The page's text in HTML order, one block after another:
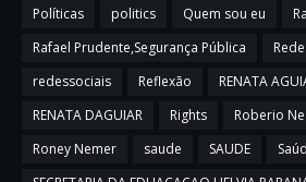
Políticas
politics Quem sou eu
Rafael Prudente,Segurança Pública
redessociais
Reflexão RENATA
RENATA DAGUIAR
Rights
Roberio
Roney Nemer
saude SAUDE